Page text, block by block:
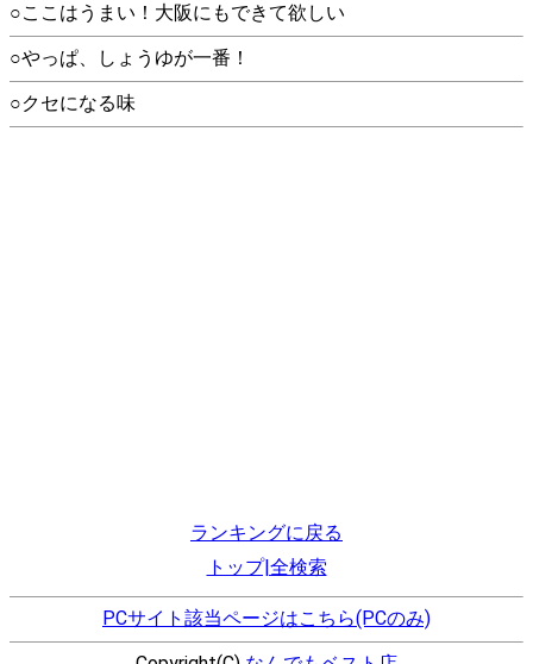
○ここはうまい！大阪にもできて欲しい
○やっぱ、しょうゆが一番！
○クセになる味
ランキングに戻る
トップ|全検索
PCサイト該当ページはこちら(PCのみ)